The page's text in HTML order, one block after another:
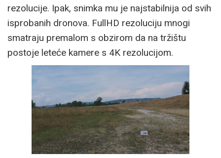
rezolucije. Ipak, snimka mu je najstabilnija od svih
isprobanih dronova. FullHD rezoluciju mnogi
smatraju premalom s obzirom da na tržištu
postoje leteće kamere s 4K rezolucijom.